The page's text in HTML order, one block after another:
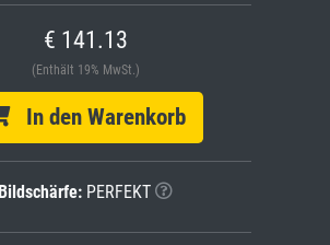
€ 141.13
(Enthält 19% MwSt.)
In den Warenkorb
Bildschärfe: PERFEKT